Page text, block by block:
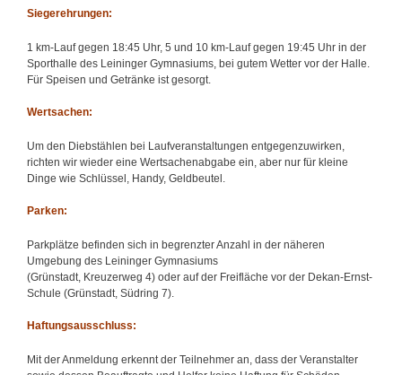
Siegerehrungen:
1 km-Lauf gegen 18:45 Uhr, 5 und 10 km-Lauf gegen 19:45 Uhr in der
Sporthalle des Leininger Gymnasiums, bei gutem Wetter vor der Halle.
Für Speisen und Getränke ist gesorgt.
Wertsachen:
Um den Diebstählen bei Laufveranstaltungen entgegenzuwirken,
richten wir wieder eine Wertsachenabgabe ein, aber nur für kleine
Dinge wie Schlüssel, Handy, Geldbeutel.
Parken:
Parkplätze befinden sich in begrenzter Anzahl in der näheren
Umgebung des Leininger Gymnasiums
(Grünstadt, Kreuzerweg 4) oder auf der Freifläche vor der Dekan-Ernst-
Schule (Grünstadt, Südring 7).
Haftungsausschluss:
Mit der Anmeldung erkennt der Teilnehmer an, dass der Veranstalter